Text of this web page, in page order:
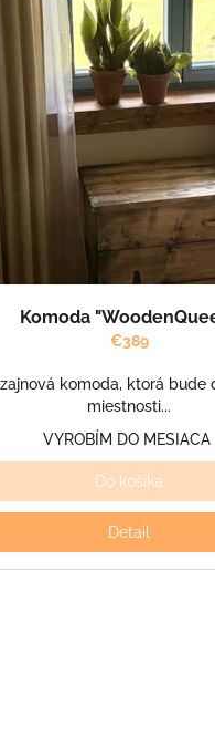
Komoda
€389
komoda, ktorá bude
miestnosti...
VYROBÍM DO MESIACA
Do košíka
Detail